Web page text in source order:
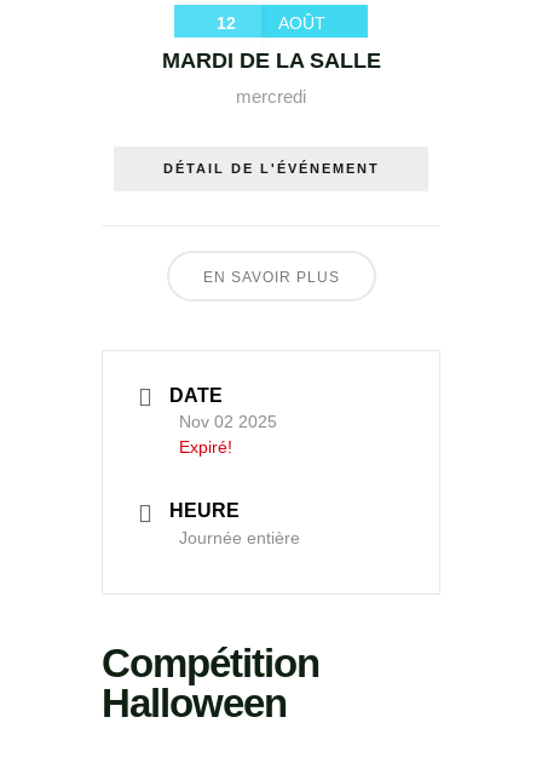
12 AOÛT
MARDI DE LA SALLE
mercredi
DÉTAIL DE L'ÉVÉNEMENT
EN SAVOIR PLUS
DATE
Nov 02 2025
Expiré!
HEURE
Journée entière
Compétition
Halloween